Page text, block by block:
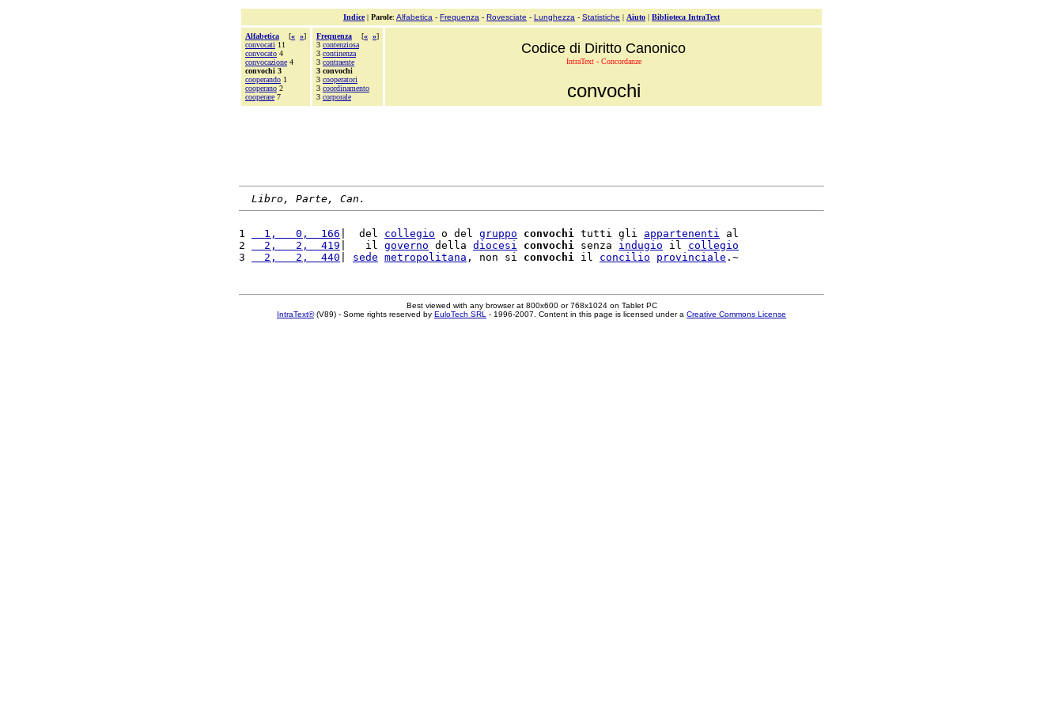
Indice| Parole: Alfabetica - Frequenza - Rovesciate - Lunghezza - Statistiche | Aiuto | Biblioteca IntraText
Alfabetica [« »]
convocati 11
convocato 4
convocazione 4
convochi 3
cooperando 1
cooperano 2
cooperare 7
Frequenza [« »]
3 contenziosa
3 continenza
3 contraente
3 convochi
3 cooperatori
3 coordinamento
3 corporale
Codice di Diritto Canonico
IntraText - Concordanze
convochi
Libro, Parte, Can.
1
  1,   0,  166
|  del collegio o del gruppo convochi tutti gli appartenenti al
2
  2,   2,  419
|   il governo della diocesi convochi senza indugio il collegio
3
  2,   2,  440
sede metropolitana , non si convochi il concilio provinciale
Best viewed with any browser at 800x600 or 768x1024 on Tablet PC
IntraText®(V89) - Some rights reserved by EuloTech SRL - 1996-2007. Content in this page is licensed under a Creative Commons License